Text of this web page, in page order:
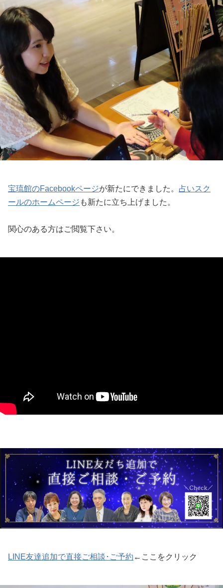
宝琉館のFacebookページが新たにできました。 占いスク
ールのホームページ も新たに立ち上げました。
関心のある方はご閲覧下さい。
LINE友達追加で直接ご相談･ご予約 ←ここをクリック